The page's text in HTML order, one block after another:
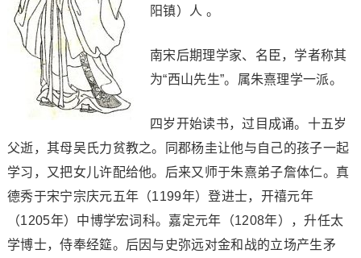
阳镇）人 。
南宋后期理学家、名臣，学者称其
为“西山先生”。属朱熹理学一派。
四岁开始读书，过目成诵。十五岁
父逝，其母吴氏力贫教之。同郡杨圭让他与自己的孩子一起
学习，又把女儿许配给他。后来又师于朱熹弟子詹体仁。真
德秀于宋宁宗庆元五年（1199年）登进士，开禧元年
（1205年）中博学宏词科。嘉定元年（1208年），升任太
学博士，侍奉经筵。后因与史弥远对金和战的立场产生矛